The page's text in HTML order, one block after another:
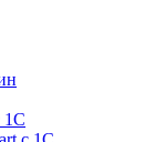
1С